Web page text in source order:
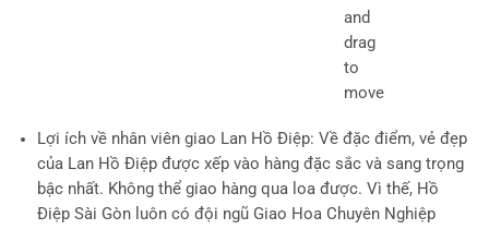
Lợi ích về nhân viên giao Lan Hồ Điệp: Về đặc điểm, vẻ đẹp
của Lan Hồ Điệp được xếp vào hàng đặc sắc và sang trọng
bậc nhất. Không thể giao hàng qua loa được. Vì thế, Hồ
Điệp Sài Gòn luôn có đội ngũ Giao Hoa Chuyên Nghiệp